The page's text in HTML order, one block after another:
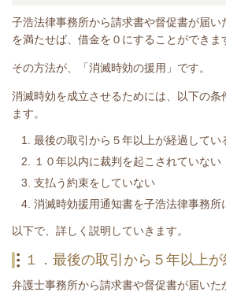
子浩法律事務所から請求書や督促書が届い
を満たせば、借金を０にすることができま
その方法が、「消滅時効の援用」です。
消滅時効を成立させるためには、以下の条
ます。
最後の取引から５年以上が経過してい
１０年以内に裁判を起こされていない
支払う約束をしていない
消滅時効援用通知書を子浩法律事務所
​以下で、詳しく説明していきます。
１．最後の取引から５年以上
弁護士事務所から請求書や督促書が届いた